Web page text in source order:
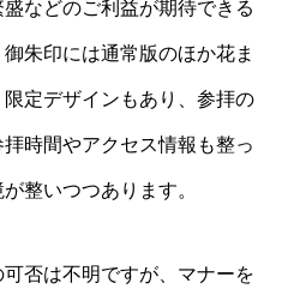
などのご利益が期待できる
朱印には通常版のほか花ま
定デザインもあり、参拝の
時間やアクセス情報も整っ
整いつつあります。
否は不明ですが、マナーを